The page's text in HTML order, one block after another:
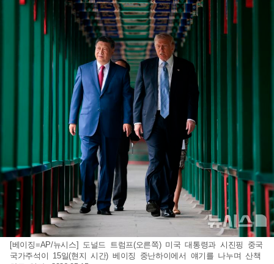
[베이징=AP/뉴시스] 도널드 트럼프(오른쪽) 미국 대통령과 시진핑 중국
국가주석이 15일(현지 시간) 베이징 중난하이에서 얘기를 나누며 산책